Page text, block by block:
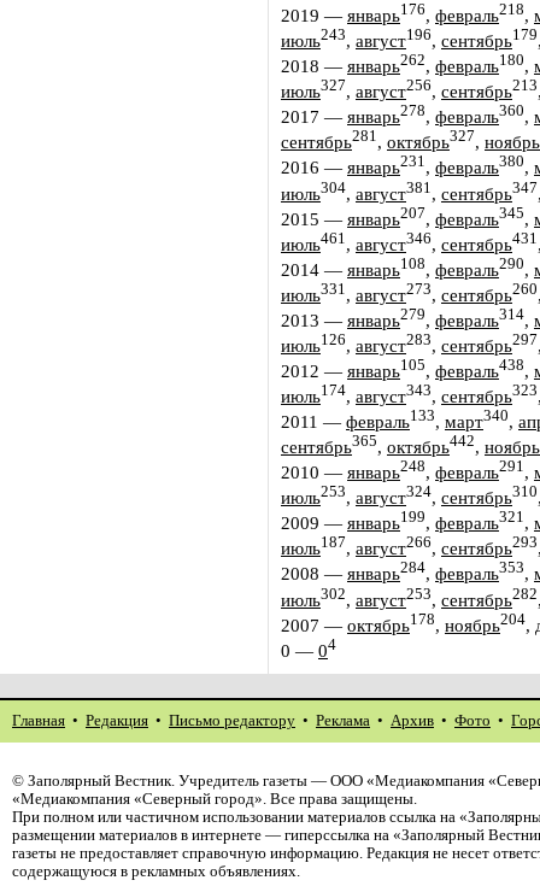
2019 — январь176, февраль218,
июль243, август196, сентябрь179
2018 — январь262, февраль180,
июль327, август256, сентябрь213
2017 — январь278, февраль360,
сентябрь281, октябрь327, ноябрь
2016 — январь231, февраль380,
июль304, август381 , сентябрь347
2015 — январь207, февраль345,
июль461 , август346, сентябрь431
2014 — январь108, февраль290,
июль331 , август273, сентябрь260
2013 — январь279, февраль314,
июль126, август283, сентябрь297
2012 — январь105, февраль438,
июль174, август343, сентябрь323
2011 — февраль133, март340,
сентябрь365, октябрь442, ноябрь
2010 — январь248, февраль291,
июль253, август324, сентябрь310
2009 — январь199, февраль321,
июль187, август266, сентябрь293
2008 — январь284, февраль353,
июль302, август253, сентябрь282
2007 — октябрь178, ноябрь204,
0 — 04
Главная • Редакция • Письмо редактору • Реклама • Архив • Фото •
© Заполярный Вестник. Учредитель газеты — ООО «Медиакомпания
«Медиакомпания «Северный город». Все права защищены.
При полном или частичном использовании материалов ссылка на
размещении материалов в интернете — гиперссылка на «Заполярный
газеты не предоставляет справочную информацию. Редакция не несет
содержащуюся в рекламных объявлениях.